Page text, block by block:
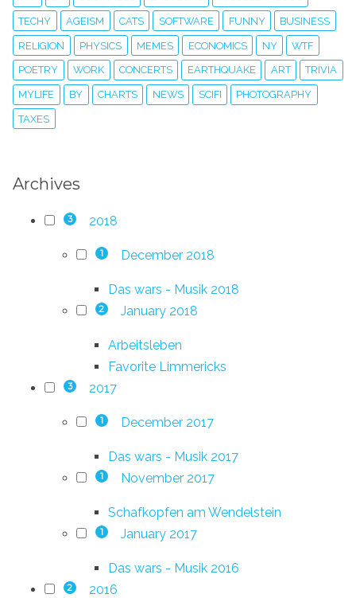
TECHY AGEISM CATS SOFTWARE FUNNY BUSINESS
RELIGION PHYSICS MEMES ECONOMICS NY WTF
POETRY WORK CONCERTS EARTHQUAKE ART TRIVIA
MYLIFE BY CHARTS NEWS SCIFI PHOTOGRAPHY
TAXES
Archives
3 2018
1 December 2018
Das wars - Musik 2018
2 January 2018
Arbeitsleben
Favorite Limmericks
3 2017
1 December 2017
Das wars - Musik 2017
1 November 2017
Schafkopfen am Wendelstein
1 January 2017
Das wars - Musik 2016
2 2016